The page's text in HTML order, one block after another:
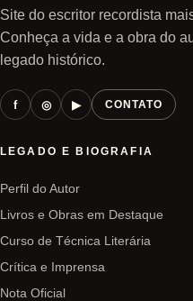
Site do escritor recordista
Conheça a vida e a obra do
legado histórico.
f ◎ ▶ CONTATO
LEGADO E BIOGRAFIA
Perfil do Autor
Livros e Obras em Destaque
Curso de Técnica Literária
Crítica e Imprensa
Nota Oficial